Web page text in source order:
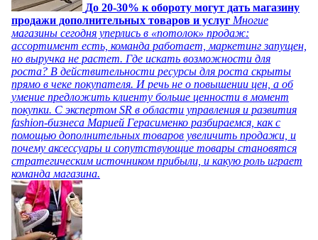
До 20-30% к обороту могут дать магазину
продажи дополнительных товаров и услуг Многие
магазины сегодня уперлись в «потолок» продаж:
ассортимент есть, команда работает, маркетинг запущен,
но выручка не растет. Где искать возможности для
роста? В действительности ресурсы для роста скрыты
прямо в чеке покупателя. И речь не о повышении цен, а об
умение предложить клиенту больше ценности в момент
покупки. С экспертом SR в области управления и развития
fashion-бизнеса Марией Герасименко разбираемся, как с
помощью дополнительных товаров увеличить продажи, и
почему аксессуары и сопутствующие товары становятся
стратегическим источником прибыли, и какую роль играет
команда магазина.